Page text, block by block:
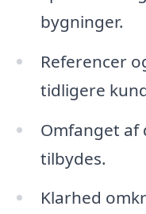
bygninger.
Referencer
tidligere
Omfanget af
tilbydes.
Klarhed